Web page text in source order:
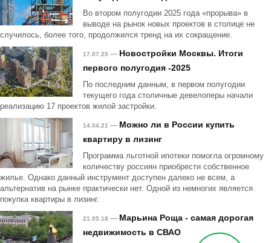
Во втором полугодии 2025 года «прорыва» в
выводе на рынок новых проектов в столице не
случилось, более того, продолжился тренд на их сокращение.
17.07.25 — Новостройки Москвы. Итоги
первого полугодия -2025
По последним данным, в первом полугодии
текущего года столичные девелоперы начали
реализацию 17 проектов жилой застройки.
14.04.21 — Можно ли в России купить
квартиру в лизинг
Программа льготной ипотеки помогла огромному
количеству россиян приобрести собственное
жилье. Однако данный инструмент доступен далеко не всем, а
альтернатив на рынке практически нет. Одной из немногих является
покупка квартиры в лизинг.
21.05.18 — Марьина Роща - самая дорогая
недвижимость в СВАО